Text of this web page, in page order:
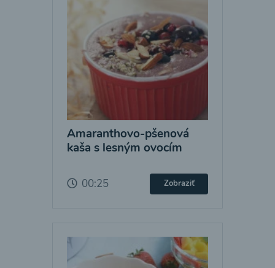
Amaranthovo-pšenová
kaša s lesným ovocím
00:25 Zobraziť